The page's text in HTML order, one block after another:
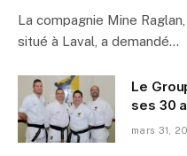
La compagnie Mine
situé à Laval, a demandé…
Le
ses 30
mars 31,